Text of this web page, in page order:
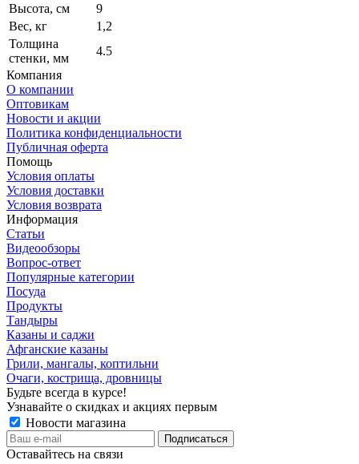
Высота, см
9
Вес, кг
1,2
Толщина
стенки, мм
4.5
Компания
О компании
Оптовикам
Новости и акции
Политика конфиденциальности
Публичная оферта
Помощь
Условия оплаты
Условия доставки
Условия возврата
Информация
Статьи
Видеообзоры
Вопрос-ответ
Популярные категории
Посуда
Продукты
Тандыры
Казаны и саджи
Афганские казаны
Грили, мангалы, коптильни
Очаги, кострища, дровницы
Будьте всегда в курсе!
Узнавайте о скидках и акциях первым
Новости магазина
Оставайтесь на связи